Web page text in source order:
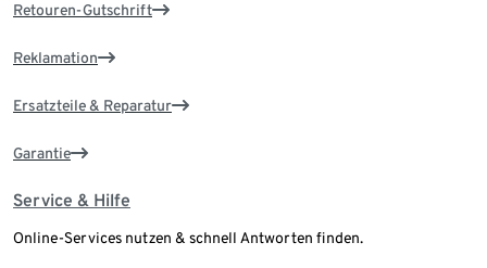
Retouren-Gutschrift
Reklamation
Ersatzteile & Reparatur
Garantie
Service & Hilfe
Online-Services nutzen & schnell Antworten finden.